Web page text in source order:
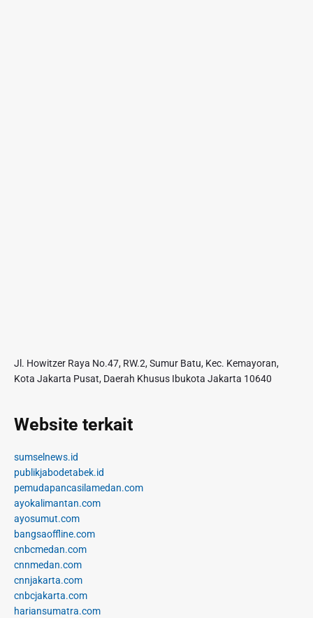
Jl. Howitzer Raya No.47, RW.2, Sumur Batu, Kec. Kemayoran,
Kota Jakarta Pusat, Daerah Khusus Ibukota Jakarta 10640
Website terkait
sumselnews.id
publikjabodetabek.id
pemudapancasilamedan.com
ayokalimantan.com
ayosumut.com
bangsaoffline.com
cnbcmedan.com
cnnmedan.com
cnnjakarta.com
cnbcjakarta.com
hariansumatra.com